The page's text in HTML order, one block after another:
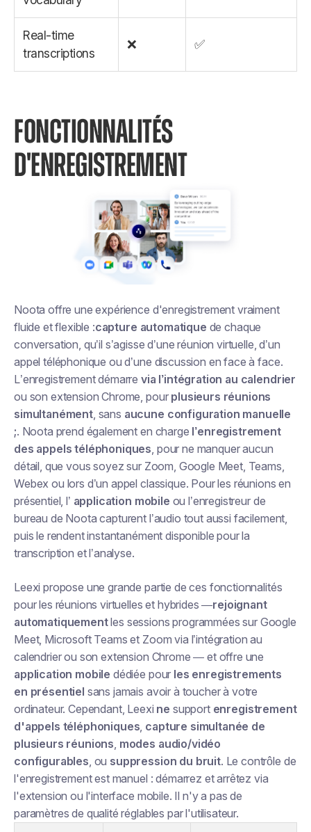
Real-time
transcriptions
❌ ✅
FONCTIONNALITÉS
D'ENREGISTREMENT
Noota offre une expérience d'enregistrement vraiment
fluide et flexible :capture automatique de chaque
conversation, qu’il s’agisse d’une réunion virtuelle, d’un
appel téléphonique ou d’une discussion en face à face.
L’enregistrement démarre via l’intégration au calendrier
ou son extension Chrome, pour plusieurs réunions
simultanément, sans aucune configuration manuelle
;. Noota prend également en charge l’enregistrement
des appels téléphoniques, pour ne manquer aucun
détail, que vous soyez sur Zoom, Google Meet, Teams,
Webex ou lors d’un appel classique. Pour les réunions en
présentiel, l’ application mobile ou l’enregistreur de
bureau de Noota capturent l’audio tout aussi facilement,
puis le rendent instantanément disponible pour la
transcription et l’analyse.
Leexi propose une grande partie de ces fonctionnalités
pour les réunions virtuelles et hybrides —rejoignant
automatiquementles sessions programmées sur Google
Meet, Microsoft Teams et Zoom via l’intégration au
calendrier ou son extension Chrome — et offre une
application mobile dédiée pour les enregistrements
en présentiel sans jamais avoir à toucher à votre
ordinateur. Cependant, Leexi ne support enregistrement
d'appels téléphoniques, capture simultanée de
plusieurs réunions, modes audio/vidéo
configurables, ou suppression du bruit. Le contrôle de
l'enregistrement est manuel : démarrez et arrêtez via
l'extension ou l'interface mobile. Il n'y a pas de
paramètres de qualité réglables par l'utilisateur.